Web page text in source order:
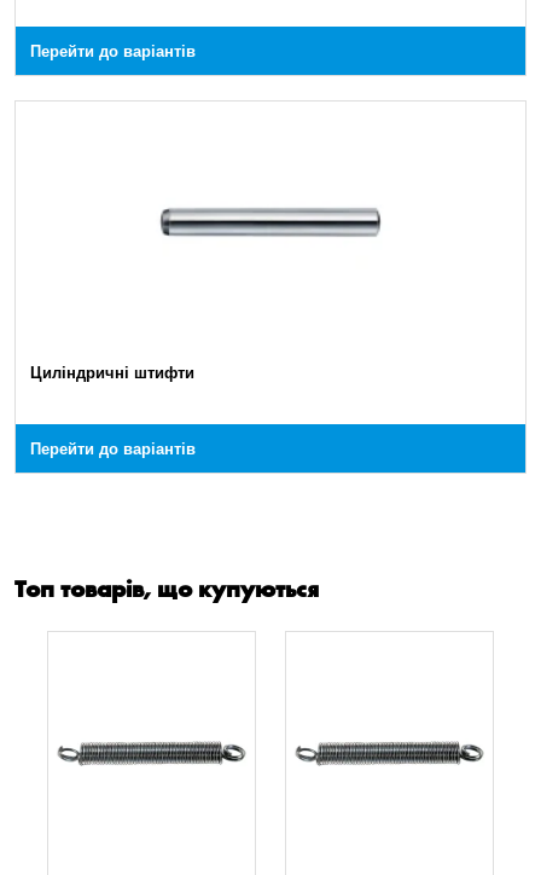
Перейти до варіантів
Циліндричні штифти
Перейти до варіантів
Топ товарів, що купуються